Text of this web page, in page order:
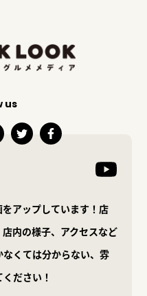
us
アップしています！店
内の様子、アクセスなど
くては分からない、雰
ださい！